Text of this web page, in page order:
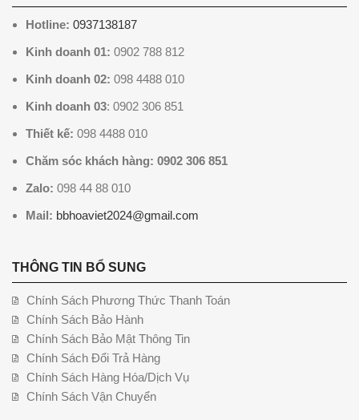
Hotline: 0937138187
Kinh doanh 01: 0902 788 812
Kinh doanh 02: 098 4488 010
Kinh doanh 03: 0902 306 851
Thiết kế: 098 4488 010
Chăm sóc khách hàng: 0902 306 851
Zalo: 098 44 88 010
Mail: bbhoaviet2024@gmail.com
THÔNG TIN BỔ SUNG
Chính Sách Phương Thức Thanh Toán
Chính Sách Bảo Hành
Chính Sách Bảo Mật Thông Tin
Chính Sách Đổi Trả Hàng
Chính Sách Hàng Hóa/Dịch Vụ
Chính Sách Vận Chuyển